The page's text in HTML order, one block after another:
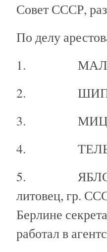
Совет СССР,
По делу
1.
2.
3.
4.
5.
литовец, гр.
Берлине
работал в